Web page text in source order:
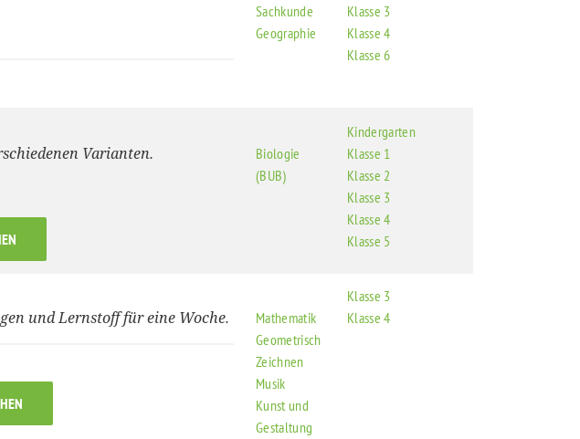
Sachkunde
Geographie
Klasse 3
Klasse 4
Klasse 6
Varianten.
Biologie
(BUB)
Kindergarten
Klasse 1
Klasse 2
Klasse 3
Klasse 4
Klasse 5
und Lernstoff für eine Woche.
Mathematik
Geometrisch
Zeichnen
Musik
Kunst und
Gestaltung
Klasse 3
Klasse 4